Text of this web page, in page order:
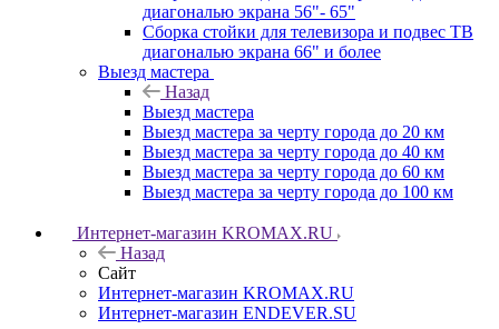
диагональю экрана 56"- 65"
Сборка стойки для телевизора и подвес ТВ
диагональю экрана 66" и более
Выезд мастера
Назад
Выезд мастера
Выезд мастера за черту города до 20 км
Выезд мастера за черту города до 40 км
Выезд мастера за черту города до 60 км
Выезд мастера за черту города до 100 км
Интернет-магазин KROMAX.RU
Назад
Сайт
Интернет-магазин KROMAX.RU
Интернет-магазин ENDEVER.SU